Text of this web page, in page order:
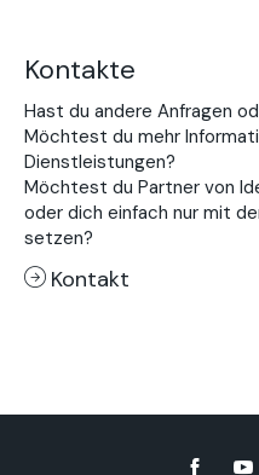
Kontakte
Hast du andere Anfragen
Möchtest du mehr
Dienstleistungen?
Möchtest du Partner von
oder dich einfach nur mit
setzen?
Kontakt